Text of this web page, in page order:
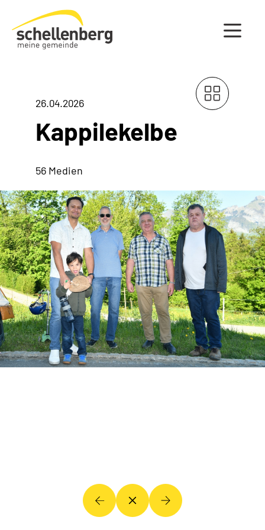
Gemeinde Schellenberg Startseite
26.04.2026
Kappilekelbe
56 Medien